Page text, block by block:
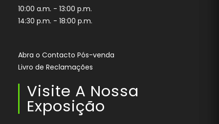
10:00 a.m. - 13:00 p.m.
14:30 p.m. - 18:00 p.m.
Abra o Contacto Pós-venda
Livro de Reclamações
Visite A Nossa
Exposição